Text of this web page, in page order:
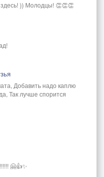
)) Молодцы! 👏👏👏
Добавить надо каплю
Так лучше спорится
🤗👍✨